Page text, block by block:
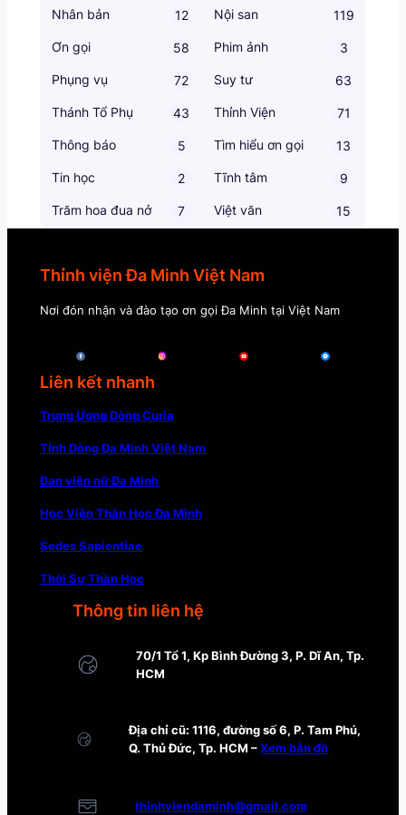
Nhân bản 12 Nội san 119
Ơn gọi 58 Phim ảnh 3
Phụng vụ 72 Suy tư 63
Thánh Tổ Phụ 43 Thỉnh Viện 71
Thông báo 5 Tìm hiểu ơn gọi 13
Tin học 2 Tĩnh tâm 9
Trăm hoa đua nở 7 Việt văn 15
Thỉnh viện Đa Minh Việt Nam
Nơi đón nhận và đào tạo ơn gọi Đa Minh tại Việt Nam
Liên kết nhanh
Trung Ương Dòng Curia
Tỉnh Dòng Đa Minh Việt Nam
Đan viện nữ Đa Minh
Học Viện Thần Học Đa Minh
Sedes Sapientiae
Thời Sự Thần Học
Thông tin liên hệ
70/1 Tổ 1, Kp Bình Đường 3, P. Dĩ An, Tp.
HCM
Địa chỉ cũ: 1116, đường số 6, P. Tam Phú,
Q. Thủ Đức, Tp. HCM –Xem bản đồ
thinhviendaminh@gmail.com